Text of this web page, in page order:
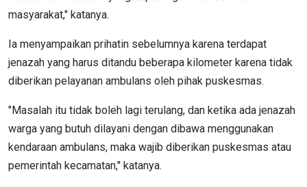
masyarakat," katanya.
Ia menyampaikan prihatin sebelumnya karena terdapat
jenazah yang harus ditandu beberapa kilometer karena tidak
diberikan pelayanan ambulans oleh pihak puskesmas.
"Masalah itu tidak boleh lagi terulang, dan ketika ada jenazah
warga yang butuh dilayani dengan dibawa menggunakan
kendaraan ambulans, maka wajib diberikan puskesmas atau
pemerintah kecamatan," katanya.